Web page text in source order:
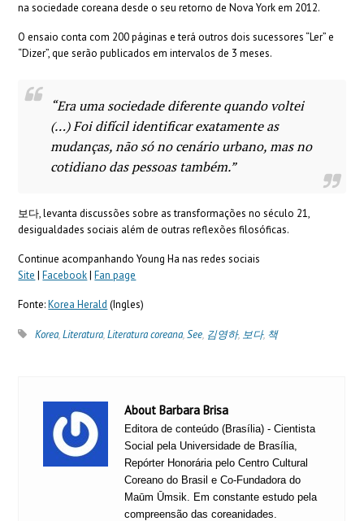
na sociedade coreana desde o seu retorno de Nova York em 2012.
O ensaio conta com 200 páginas e terá outros dois sucessores “Ler” e
“Dizer”, que serão publicados em intervalos de 3 meses.
“Era uma sociedade diferente quando voltei
(…) Foi difícil identificar exatamente as
mudanças, não só no cenário urbano, mas no
cotidiano das pessoas também.”
보다, levanta discussões sobre as transformações no século 21,
desigualdades sociais além de outras reflexões filosóficas.
Continue acompanhando Young Ha nas redes sociais
Site |Facebook|Fan page
Fonte:Korea Herald (Ingles)
Korea,Literatura,Literatura coreana,See, 김영하, 보다, 책
About Barbara Brisa
Editora de conteúdo (Brasília) - Cientista
Social pela Universidade de Brasília,
Repórter Honorária pelo Centro Cultural
Coreano do Brasil e Co-Fundadora do
Maūm Ūmsik. Em constante estudo pela
compreensão das coreanidades.